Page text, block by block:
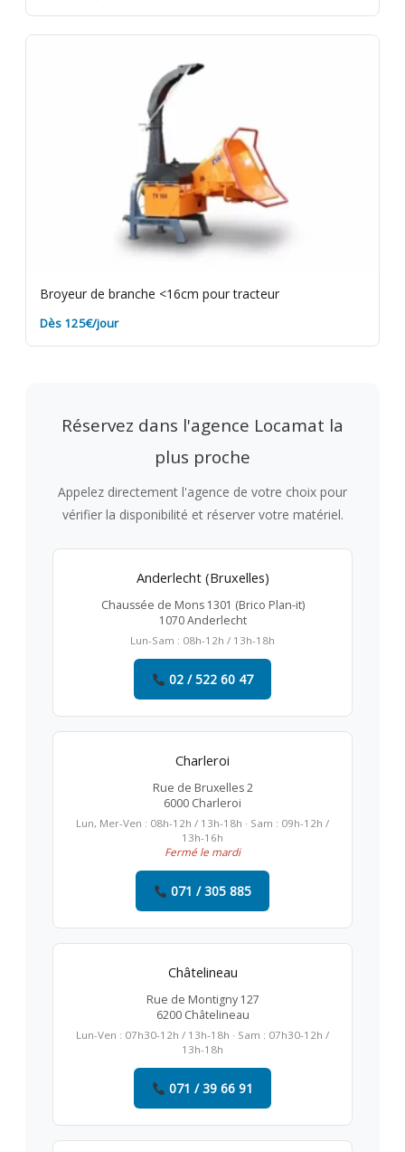
Broyeur de branche <16cm pour tracteur
Dès 125€/jour
Réservez dans l'agence Locamat la
plus proche
Appelez directement l'agence de votre choix pour
vérifier la disponibilité et réserver votre matériel.
Anderlecht (Bruxelles)
Chaussée de Mons 1301 (Brico Plan-it)
1070 Anderlecht
Lun-Sam : 08h-12h / 13h-18h
02 / 522 60 47
Charleroi
Rue de Bruxelles 2
6000 Charleroi
Lun, Mer-Ven : 08h-12h / 13h-18h · Sam : 09h-12h /
13h-16h
Fermé le mardi
071 / 305 885
Châtelineau
Rue de Montigny 127
6200 Châtelineau
Lun-Ven : 07h30-12h / 13h-18h · Sam : 07h30-12h /
13h-18h
071 / 39 66 91